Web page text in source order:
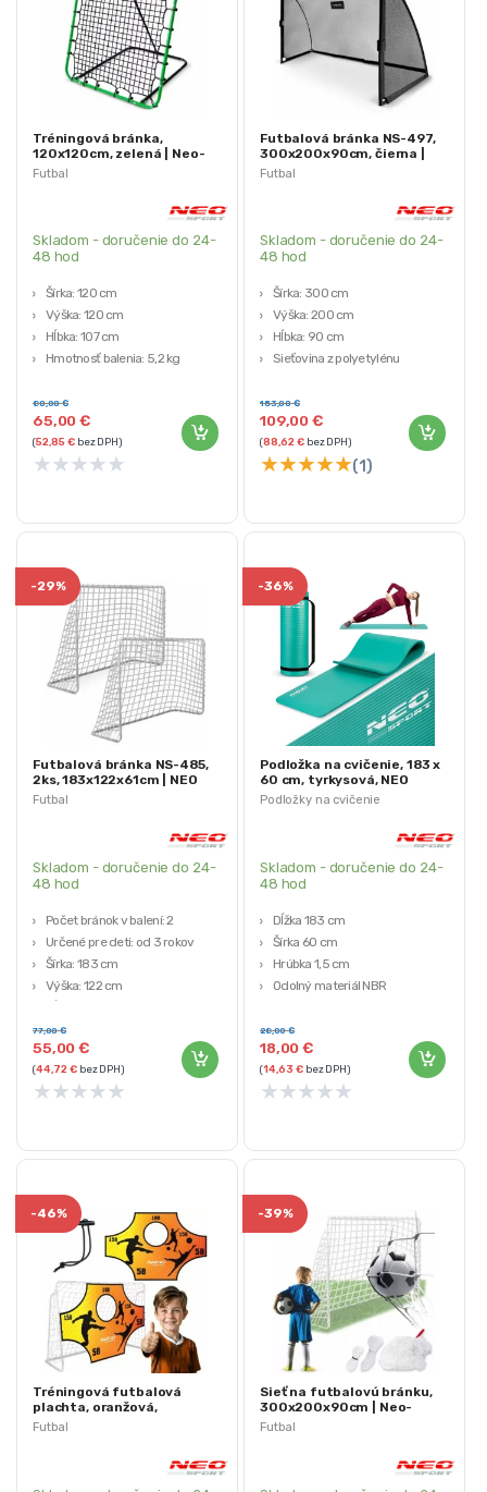
Futbal
Tréningová bránka,
120x120cm, zelená | Neo-
Sport
Skladom - doručenie do 24-
48 hod
Šírka: 120 cm
Výška: 120 cm
Hĺbka: 107 cm
Hmotnosť balenia: 5,2 kg
65,00€
80,00€
(52,85€bez DPH)
★★★★★
Futbal
Futbalová bránka NS-497,
300x200x90cm, čierna |
Neo-Sport
Skladom - doručenie do 24-
48 hod
Šírka: 300 cm
Výška: 200 cm
Hĺbka: 90 cm
Sieťovina z polyetylénu
109,00€
153,00€
(88,62€bez DPH)
★★★★★(1)
Futbal
-29%
Futbalová bránka NS-485,
2ks, 183x122x61cm | NEO
sport
Skladom - doručenie do 24-
48 hod
Počet bránok v balení: 2
Určené pre deti: od 3 rokov
Šírka: 183 cm
Výška: 122 cm
55,00€
77,00€
(44,72€bez DPH)
★★★★★
Podložky na cvičenie
-36%
Podložka na cvičenie, 183 x
60 cm, tyrkysová, NEO
sport | BCJ192301
Skladom - doručenie do 24-
48 hod
Dĺžka 183 cm
Šírka 60 cm
Hrúbka 1,5 cm
Odolný materiál NBR
18,00€
28,00€
(14,63€bez DPH)
★★★★★
Futbal
-46%
Tréningová futbalová
plachta, oranžová,
180x120cm | Neo-Sport
Futbal
-39%
Sieť na futbalovú bránku,
300x200x90cm | Neo-
Sport